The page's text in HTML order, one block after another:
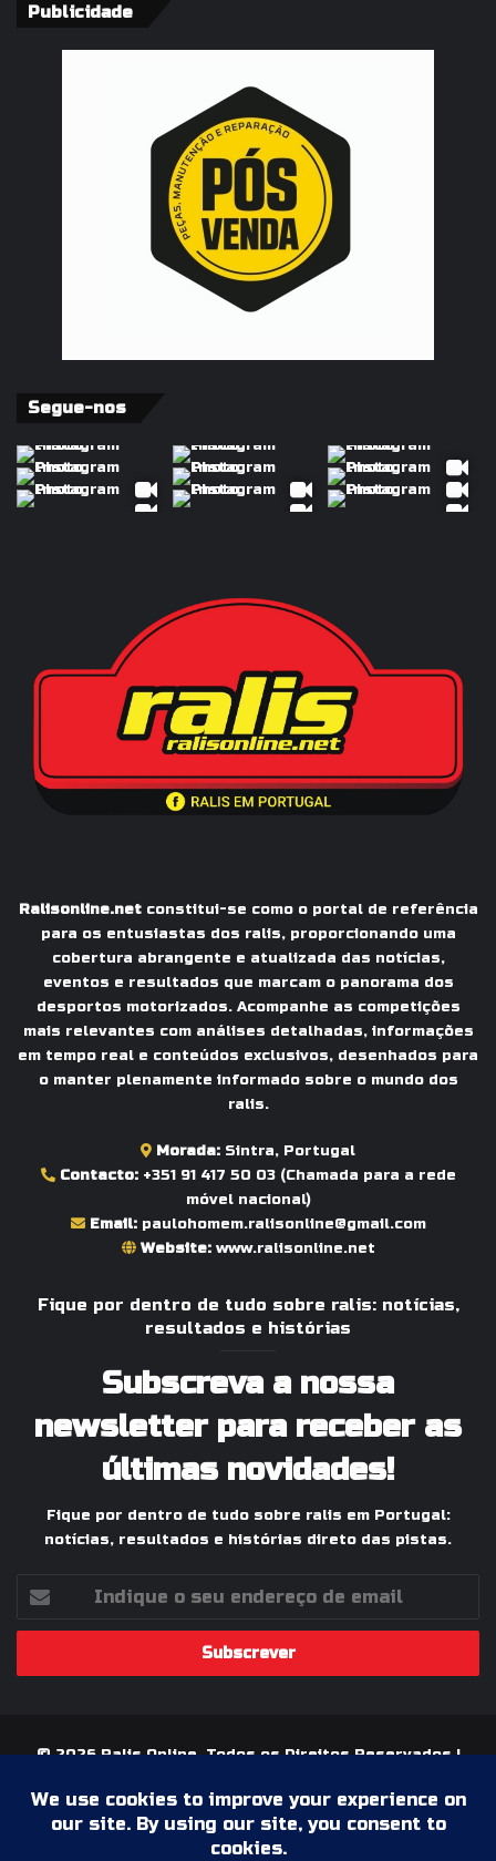
Publicidade
Segue-nos
Ralisonline.netconstitui-se como o portal de referência
para os entusiastas dos ralis, proporcionando uma
cobertura abrangente e atualizada das notícias,
eventos e resultados que marcam o panorama dos
desportos motorizados. Acompanhe as competições
mais relevantes com análises detalhadas, informações
em tempo real e conteúdos exclusivos, desenhados para
o manter plenamente informado sobre o mundo dos
ralis.
Morada: Sintra, Portugal
Contacto: +351 91 417 50 03(Chamada para a rede
móvel nacional)
Email: paulohomem.ralisonline@gmail.com
Website: www.ralisonline.net
Fique por dentro de tudo sobre ralis: notícias,
resultados e histórias
Subscreva a nossa
newsletter para receber as
últimas novidades!
Fique por dentro de tudo sobre ralis em Portugal:
notícias, resultados e histórias direto das pistas.
seu
de
© 2026 Ralis Online, Todos os Direitos Reservados |
Paixão pelos Ralis em Portugal
Termos & Condições
Política de Privacidade